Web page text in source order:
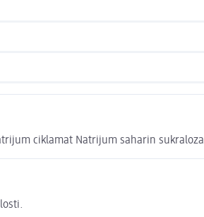
ciklamat Natrijum saharin sukraloza